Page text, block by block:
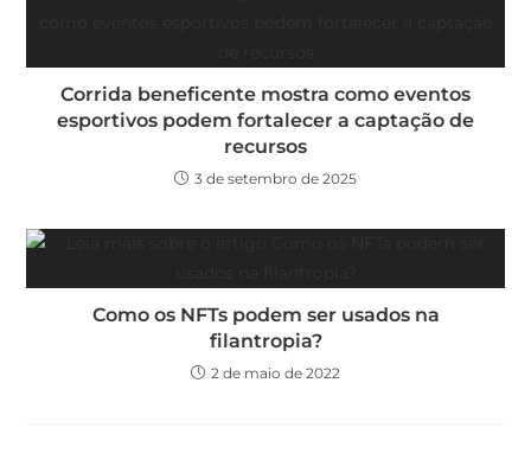
Corrida beneficente mostra como eventos
esportivos podem fortalecer a captação de
recursos
3 de setembro de 2025
Como os NFTs podem ser usados na
filantropia?
2 de maio de 2022